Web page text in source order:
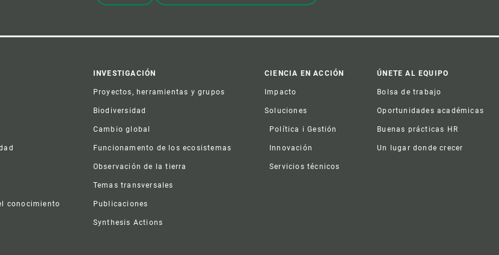
conocimiento
INVESTIGACIÓN
Proyectos, herramientas y grupos
Biodiversidad
Cambio global
Funcionamento de los ecosistemas
Observación de la tierra
Temas transversales
Publicaciones
Synthesis Actions
CIENCIA EN ACCIÓN
Impacto
Soluciones
Política i Gestión
Innovación
Servicios técnicos
ÚNETE AL EQUIPO
Bolsa de trabajo
Oportunidades académicas
Buenas prácticas HR
Un lugar donde crecer